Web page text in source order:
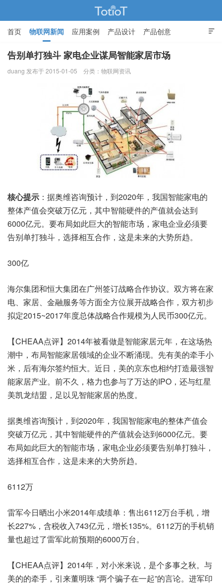

首页 物联网新闻 应用案例 产品设计 产品创意
智能家居
告别单打独斗 家电企业谋局智能家居市场
duang 发布于 2015-01-05 分类： 物联网资讯
核心提示 ：据奥维咨询预计，到2020年，我国智能家电的
整体产值会突破万亿元，其中智能硬件的产值就会达到
6000亿元。要布局如此巨大的智能市场，家电企业必须要
告别单打独斗，选择相互合作，这是未来的大势所趋。
300亿
海尔集团和恒大集团在广州签订战略合作协议。双方将在家
电、家居、金融服务等方面全方位展开战略合作，双方初步
拟定2015~2017年度总体战略合作规模为人民币300亿元。
【CHEAA点评】2014年被看做是智能家居元年，在这场热
潮中，布局智能家居领域的企业不断涌现。先有美的牵手小
米，后有海尔签约恒大。近日，美的京东也相约打造最强智
能家居产业。前不久，格力也参与了万达的IPO，还与红星
美凯龙结盟，足以见智能家居的热度。
据奥维咨询预计，到2020年，我国智能家电的整体产值会
突破万亿元，其中智能硬件的产值就会达到6000亿元。要
布局如此巨大的智能市场，家电企业必须要告别单打独斗，
选择相互合作，这是未来的大势所趋。
6112万
雷军今日晒出小米2014年成绩单：售出6112万台手机，增
长227%，含税收入743亿元，增长135%。6112万的手机销
量也超过了雷军此前预期的6000万台。
【CHEAA点评】2014年，对小米来说，是个多事之秋。与
美的的牵手，引来董明珠 “两个骗子在一起”的言论。进军印